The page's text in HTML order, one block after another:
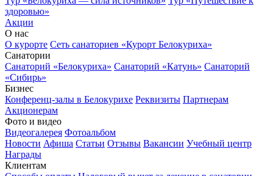
здоровью»
Акции
О нас
О курорте Сеть санаториев «Курорт Белокуриха»
Санатории
Санаторий «Белокуриха» Санаторий «Катунь» Санаторий
«Сибирь»
Бизнес
Конференц-залы в Белокурихе Реквизиты Партнерам
Акционерам
Фото и видео
Видеогалерея Фотоальбом
Новости Афиша Статьи Отзывы Вакансии Учебный центр
Награды
Клиентам